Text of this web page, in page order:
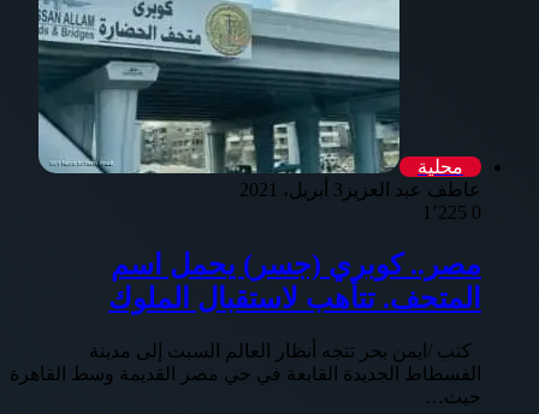
محلية
عاطف عبد العزيز 3 أبريل، 2021
0
مصر.. كوبري (جسر) يحمل اسم
المتحف. تتأهب لاستقبال الملوك
كتب /ايمن بحر تتجه أنظار العالم السبت إلى مدينة
الفسطاط الجديدة القابعة في حي مصر القديمة وسط القاهرة
حيث…